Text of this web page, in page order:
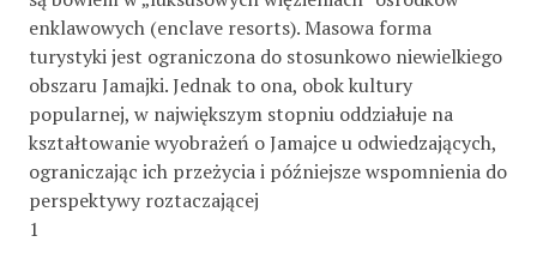
enklawowych (enclave resorts). Masowa forma
turystyki jest ograniczona do stosunkowo niewielkiego
obszaru Jamajki. Jednak to ona, obok kultury
popularnej, w największym stopniu oddziałuje na
kształtowanie wyobrażeń o Jamajce u odwiedzających,
ograniczając ich przeżycia i późniejsze wspomnienia do
perspektywy roztaczającej
1